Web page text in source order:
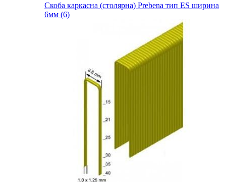
Скоба каркасна (столярна) Prebena тип ES ширина
6мм (6)